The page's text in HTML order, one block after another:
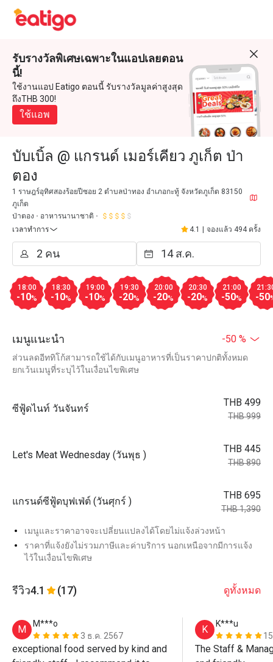
รับรางวัลพิเศษเฉพาะในแอปเลยตอน
นี้!
ใช้งานแอป Eatigo ตอนนี้ รับรางวัลมูลค่าสูงสุด
ถึงTHB 300!
ใช้แอพ
บับเบิ้ล @ แกรนด์ เมอร์เคียว ภูเก็ต ป่า
ตอง
1 ราษฎร์อุทิศสองร้อยปีซอย 2 ตำบลป่าทอง อำเภอกะทู้ จังหวัดภูเก็ต 83150
ภูเก็ต
ป่าตอง
อาหารนานาชาติ
เวลาทำการ
4.1 จองแล้ว 494 ครั้ง
18:00
-10%
18:30
-10%
19:00
-10%
19:30
-20%
20:00
-20%
20:30
-20%
21:00
-50% -50
เมนูแนะนำ -50 %
ส่วนลดอีททิโก้สามารถใช้ได้กับเมนูอาหารที่เป็นราคาปกติทั้งหมด
ยกเว้นเมนูที่ระบุไว้ในเงื่อนไขพิเศษ
ซีฟู้ดไนท์ วันจันทร์
THB 499
THB 999
Let's Meat Wednesday (วันพุธ )
THB 445
THB 890
แกรนด์ซีฟู้ดบุฟเฟ่ต์ (วันศุกร์ )
THB 695
THB 1,390
เมนูและราคาอาจจะเปลี่ยนแปลงได้โดยไม่แจ้งล่วงหน้า
ราคาที่แจ้งยังไม่รวมภาษีและค่าบริการ นอกเหนือจากมีการแจ้ง
ไว้ในเงื่อนไขพิเศษ
รีวิว4.1 (17) ดูทั้งหมด
M
M***o
3 ธ.ค. 2567
exceptional food served by kind and
K
K***u
The Staff &